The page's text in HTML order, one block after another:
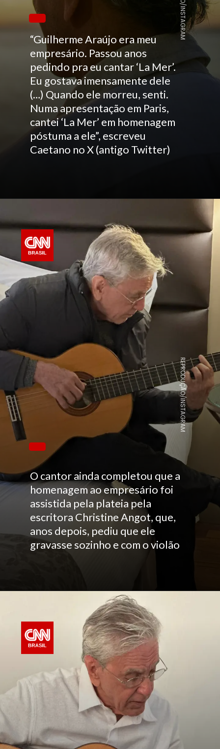
“Guilherme Araújo era meu
empresário. Passou anos
pedindo pra eu cantar ‘La Mer’.
Eu gostava imensamente dele
(…) Quando ele morreu, senti.
Numa apresentação em Paris,
cantei ‘La Mer’ em homenagem
póstuma a ele”, escreveu
Caetano no X (antigo Twitter)
O cantor ainda completou que a
homenagem ao empresário foi
assistida pela plateia pela
escritora Christine Angot, que,
anos depois, pediu que ele
gravasse sozinho e com o violão
REPRODUÇÃO/INSTAGRAM